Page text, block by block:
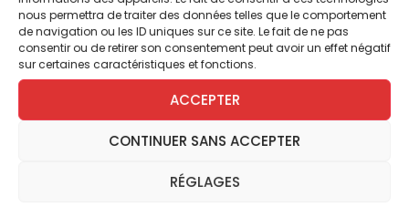
nous permettra de traiter des données telles que le comportement
de navigation ou les ID uniques sur ce site. Le fait de ne pas
consentir ou de retirer son consentement peut avoir un effet négatif
sur certaines caractéristiques et fonctions.
ACCEPTER
CONTINUER SANS ACCEPTER
RÉGLAGES
montrent qu’il ne faut jamais baisser les
bras.
Animation américaine en 3D (2015) [T] de Steve
Martino, d’après la BD de Charles M. Schulz,
avec Noah Schnapp/Erwann Lavigne (Charlie
Brown), Hadley Belle Miller/Juliette Gesteau
(Lucy), Mariel Sheets/Paloma Josso (Sally),
(Linus) (1h28). Sortie le 23 décembre.